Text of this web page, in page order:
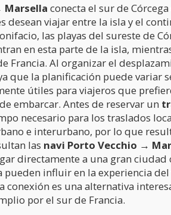
Marsella conecta el sur de
desean viajar entre la isla y el
las playas del sureste de
en esta parte de la isla,
Francia. Al organizar el
que la planificación puede variar
útiles para viajeros que
embarcar. Antes de reservar un
necesario para los traslados
e interurbano, por lo que
las navi Porto Vecchio →
directamente a una gran
influir en la experiencia
conexión es una alternativa
por el sur de Francia.